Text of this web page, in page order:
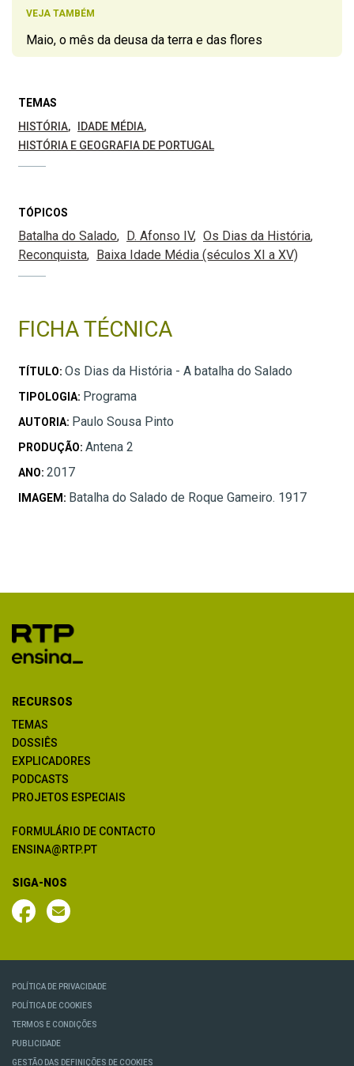
VEJA TAMBÉM
Maio, o mês da deusa da terra e das flores
TEMAS
HISTÓRIA
IDADE MÉDIA
HISTÓRIA E GEOGRAFIA DE PORTUGAL
TÓPICOS
Batalha do Salado D. Afonso IV
Os Dias da História
Reconquista
Baixa Idade Média (séculos XI a XV)
FICHA TÉCNICA
TÍTULO: Os Dias da História - A batalha do Salado
TIPOLOGIA: Programa
AUTORIA: Paulo Sousa Pinto
PRODUÇÃO: Antena 2
ANO: 2017
IMAGEM: Batalha do Salado de Roque Gameiro. 1917
RECURSOS
TEMAS
DOSSIÊS
EXPLICADORES
PODCASTS
PROJETOS ESPECIAIS
FORMULÁRIO DE CONTACTO
ENSINA@RTP.PT
SIGA-NOS
POLÍTICA DE PRIVACIDADE
POLÍTICA DE COOKIES
TERMOS E CONDIÇÕES
PUBLICIDADE
GESTÃO DAS DEFINIÇÕES DE COOKIES